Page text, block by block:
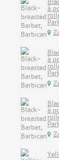
à
à
à